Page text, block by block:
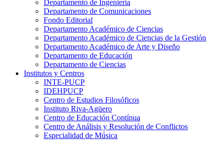
Departamento de Ingeniería
Departamento de Comunicaciones
Fondo Editorial
Departamento Académico de Ciencias
Departamento Académico de Ciencias de la Gestión
Departamento Académico de Arte y Diseño
Departamento de Educación
Departamento de Ciencias
Institutos y Centros
INTE-PUCP
IDEHPUCP
Centro de Estudios Filosóficos
Instituto Riva-Agüero
Centro de Educación Contínua
Centro de Análisis y Resolución de Conflictos
Especialidad de Música